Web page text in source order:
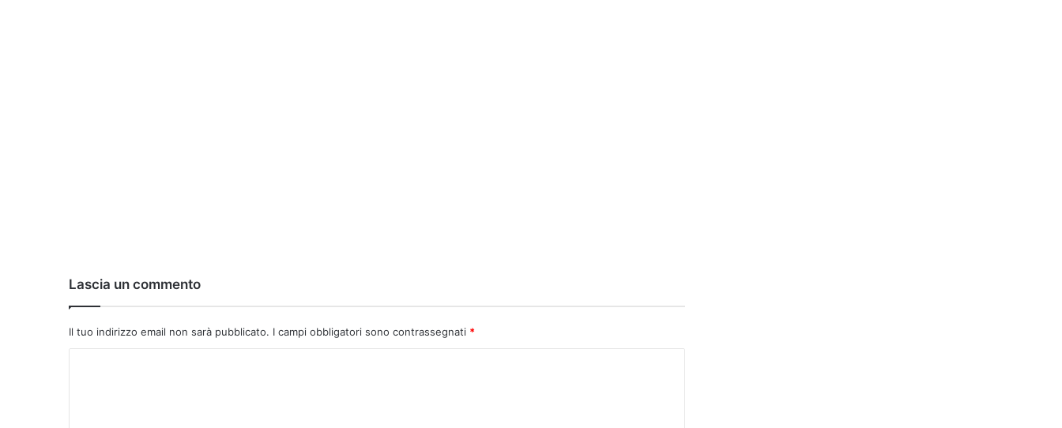
Lascia un commento
Il tuo indirizzo email non sarà pubblicato. I campi obbligatori sono contrassegnati *